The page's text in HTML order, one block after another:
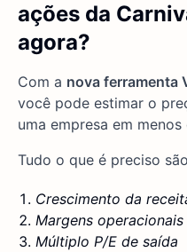
ações da
agora?
Com a nova ferramenta
você pode estimar o
uma empresa em
Tudo o que é preciso
Crescimento da
Margens operacionais
Múltiplo P/E de saída